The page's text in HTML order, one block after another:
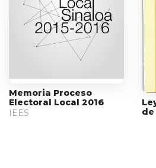
Memoria Proceso
Electoral Local 2016
IEES
de